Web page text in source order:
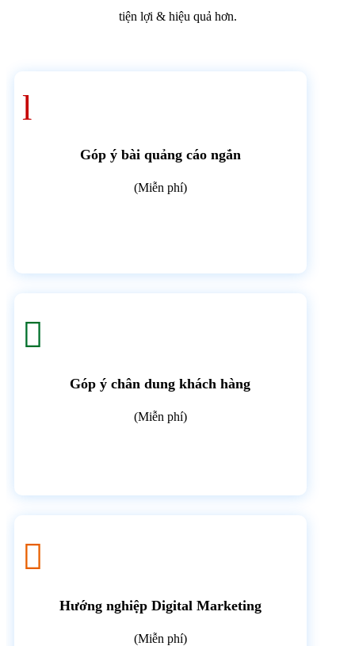
tiện lợi & hiệu quả hơn.
l
Góp ý bài quảng cáo ngắn
(Miễn phí)

Góp ý chân dung khách hàng
(Miễn phí)

Hướng nghiệp Digital Marketing
(Miễn phí)